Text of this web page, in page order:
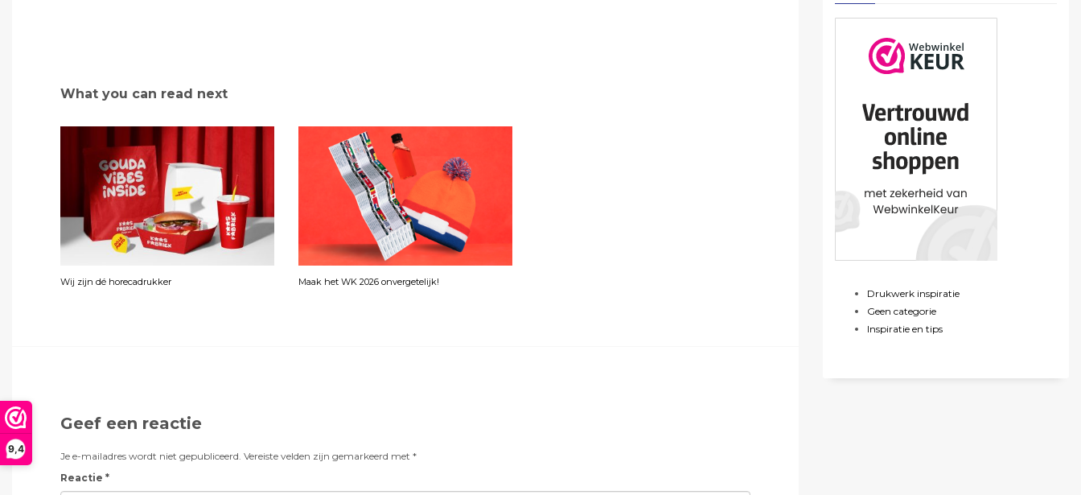
9,4
What you can read next
Wij zijn dé horecadrukker Maak het WK 2026 onvergetelijk!
Geef een reactie
Je e-mailadres wordt niet gepubliceerd. Vereiste velden zijn gemarkeerd met *
Reactie *
Drukwerk inspiratie
Geen categorie
Inspiratie en tips